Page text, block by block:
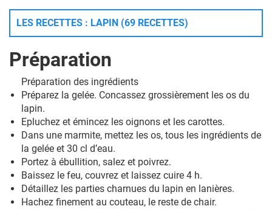
LES RECETTES : LAPIN (69 RECETTES)
Préparation
Préparation des ingrédients
Préparez la gelée. Concassez grossièrement les os du
lapin.
Epluchez et émincez les oignons et les carottes.
Dans une marmite, mettez les os, tous les ingrédients de
la gelée et 30 cl d’eau.
Portez à ébullition, salez et poivrez.
Baissez le feu, couvrez et laissez cuire 4 h.
Détaillez les parties charnues du lapin en lanières.
Hachez finement au couteau, le reste de chair.